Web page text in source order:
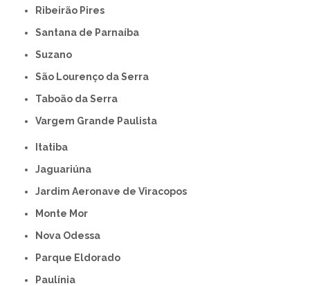
Ribeirão Pires
Santana de Parnaíba
Suzano
São Lourenço da Serra
Taboão da Serra
Vargem Grande Paulista
Itatiba
Jaguariúna
Jardim Aeronave de Viracopos
Monte Mor
Nova Odessa
Parque Eldorado
Paulínia